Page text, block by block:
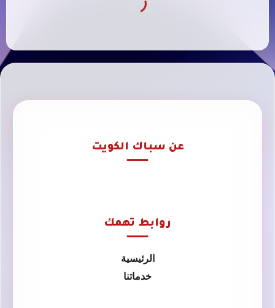
عن سباك الكويت
روابط تهمك
الرئيسية
خدماتنا